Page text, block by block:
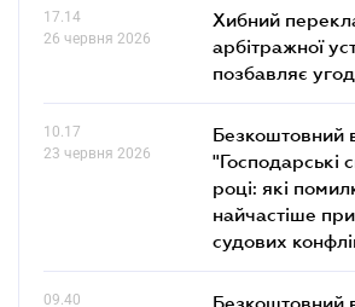
17.14
26 червня 2026
Хибний
арбітражної
позбавляє
10.17
23 червня 2026
Безкоштовний
"Господарські
році: які
найчастіше
судових
09.40
Безкоштовний